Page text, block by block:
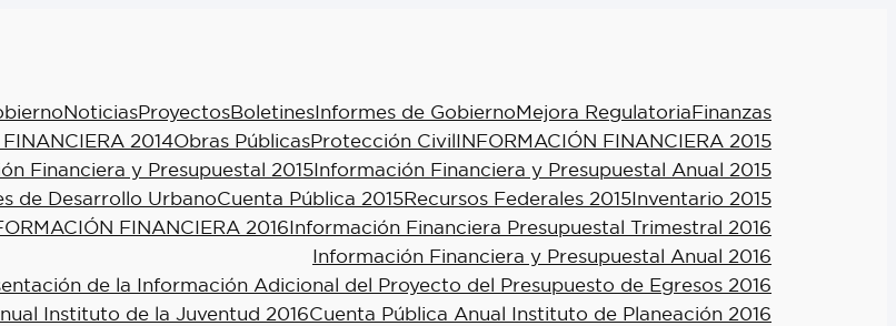
NoticiasProyectosBoletinesInformes de GobiernoMejora RegulatoriaFinanzas
2014Obras PúblicasProtección CivilINFORMACIÓN FINANCIERA 2015
Financiera y Presupuestal 2015Información Financiera y Presupuestal Anual 2015
de Desarrollo UrbanoCuenta Pública 2015Recursos Federales 2015Inventario 2015
FINANCIERA 2016Información Financiera Presupuestal Trimestral 2016
Información Financiera y Presupuestal Anual 2016
de la Información Adicional del Proyecto del Presupuesto de Egresos 2016
Instituto de la Juventud 2016Cuenta Pública Anual Instituto de Planeación 2016